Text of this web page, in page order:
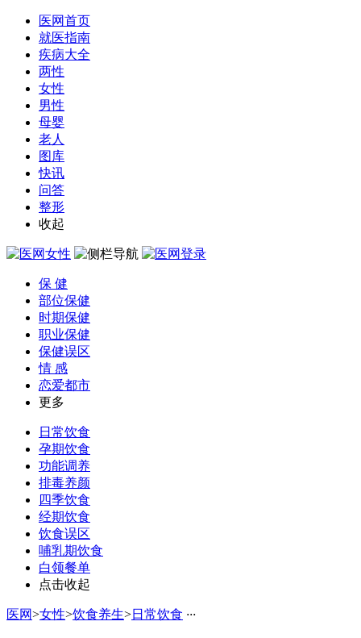
医网首页
就医指南
疾病大全
两性
女性
男性
母婴
老人
图库
快讯
问答
整形
收起
保 健
部位保健
时期保健
职业保健
保健误区
情 感
恋爱都市
更多
日常饮食
孕期饮食
功能调养
排毒养颜
四季饮食
经期饮食
饮食误区
哺乳期饮食
白领餐单
点击收起
医网>女性>饮食养生>日常饮食 ···